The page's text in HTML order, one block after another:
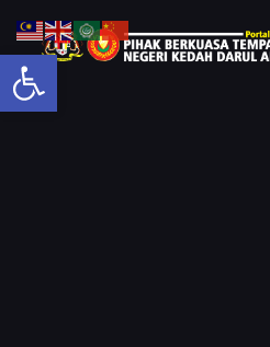
Open toolbar